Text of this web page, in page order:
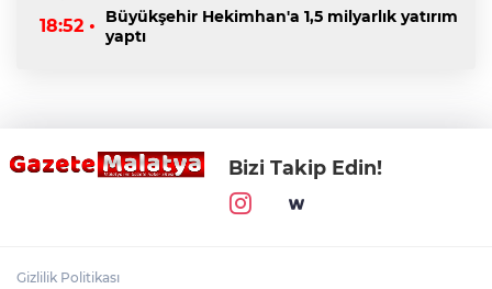
18:52 •
Büyükşehir Hekimhan'a 1,5 milyarlık yatırım
yaptı
Bizi Takip Edin!
Gizlilik Politikası